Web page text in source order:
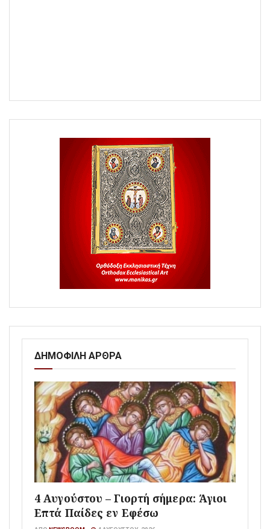
ΔΗΜΟΦΙΛΗ ΑΡΘΡΑ
4 Αυγούστου – Γιορτή σήμερα: Άγιοι
Επτά Παίδες εν Εφέσω